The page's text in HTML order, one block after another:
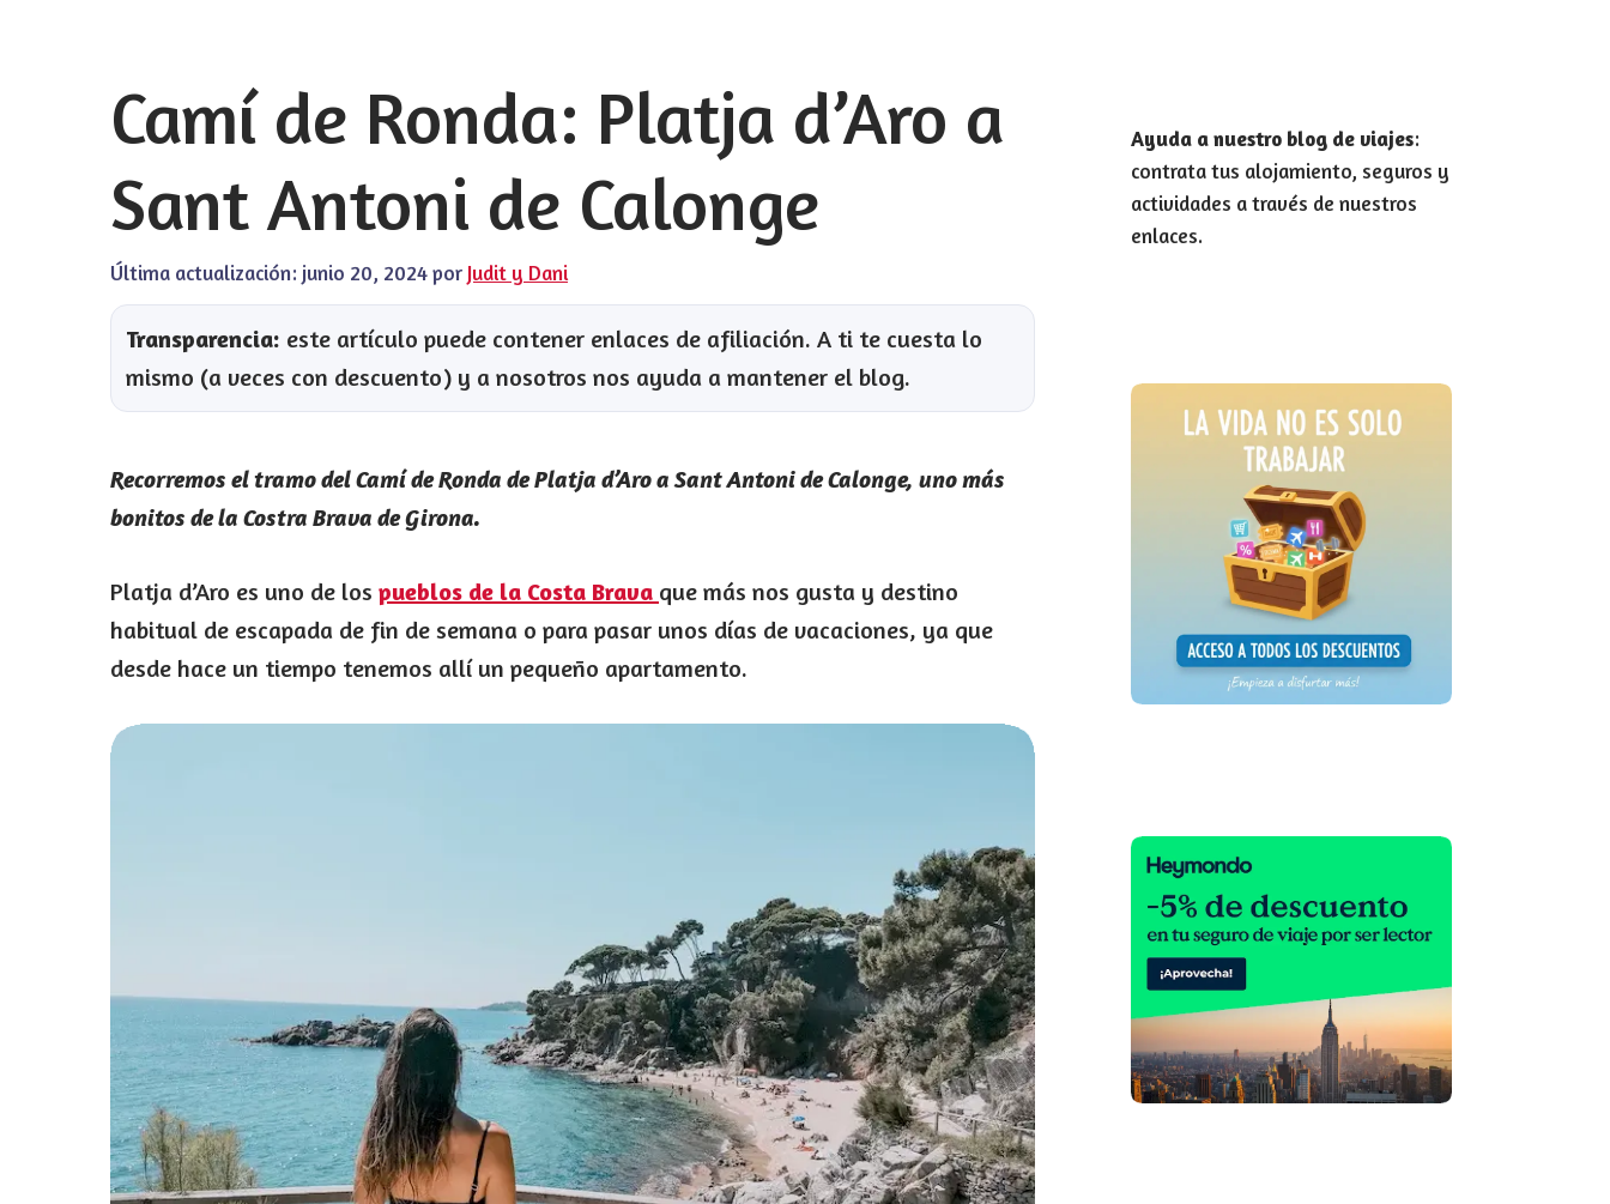
Camí de Ronda: Platja d’Aro a
Sant Antoni de Calonge
Última actualización: junio 20, 2024por Judit y Dani
Transparencia: este artículo puede contener enlaces de afiliación. A ti te cuesta lo
mismo (a veces con descuento) y a nosotros nos ayuda a mantener el blog.
Recorremos el tramo del Camí de Ronda de Platja d’Aro a Sant Antoni de Calonge, uno más
bonitos de la Costra Brava de Girona.
Platja d’Aro es uno de los pueblos de la Costa Brava que más nos gusta y destino
habitual de escapada de fin de semana o para pasar unos días de vacaciones, ya que
desde hace un tiempo tenemos allí un pequeño apartamento.
Ayuda a nuestro blog de viajes:
contrata tus alojamiento, seguros y
actividades a través de nuestros
enlaces.